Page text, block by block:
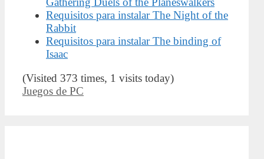
Requisitos para instalar The Night of the
Rabbit
Requisitos para instalar The binding of
Isaac
(Visited 373 times, 1 visits today)
Categorías
Juegos de PC